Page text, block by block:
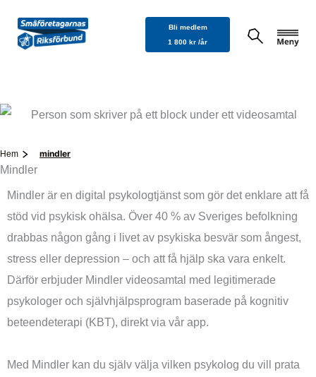
innehåll
Bli medlem
1 800 kr /år
Hem mindler
Mindler
Mindler är en digital psykologtjänst som gör det enklare att få
stöd vid psykisk ohälsa. Över 40 % av Sveriges befolkning
drabbas någon gång i livet av psykiska besvär som ångest,
stress eller depression – och att få hjälp ska vara enkelt.
Därför erbjuder Mindler videosamtal med legitimerade
psykologer och självhjälpsprogram baserade på kognitiv
beteendeterapi (KBT), direkt via vår app.
Med Mindler kan du själv välja vilken psykolog du vill prata